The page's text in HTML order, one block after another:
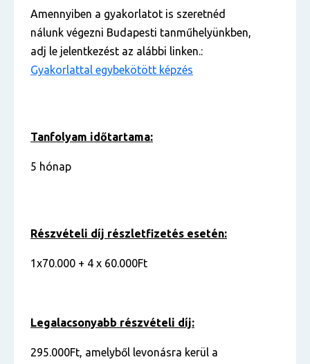
Amennyiben a gyakorlatot is szeretnéd
nálunk végezni Budapesti tanműhelyünkben,
adj le jelentkezést az alábbi linken.:
Gyakorlattal egybekötött képzés
Tanfolyam időtartama:
5 hónap
Részvételi díj részletfizetés esetén:
1x70.000 + 4 x 60.000Ft
Legalacsonyabb részvételi díj:
295.000Ft, amelyből levonásra kerül a